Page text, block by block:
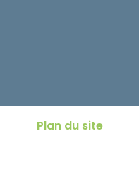
Plan du site